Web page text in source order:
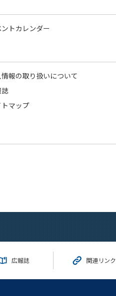
トカレンダー
報の取り扱いについて
マップ
広報誌 関連リンク